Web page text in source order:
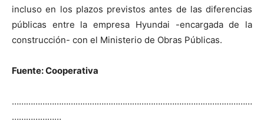
incluso en los plazos previstos antes de las diferencias
públicas entre la empresa Hyundai -encargada de la
construcción- con el Ministerio de Obras Públicas.
Fuente: Cooperativa
…………………………………………………………………………………………
…………………